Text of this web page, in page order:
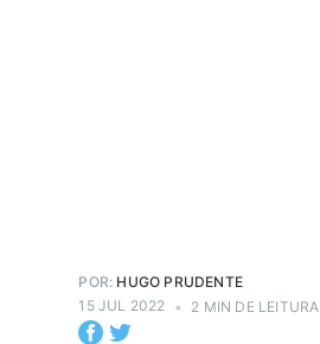
POR: HUGO PRUDENTE
15 JUL 2022 • 2 MIN DE LEITURA